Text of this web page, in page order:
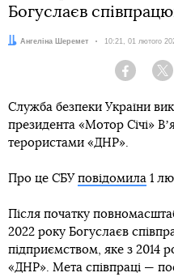
Богуслаєв
Автор:
Ангеліна Шеремет Дата:
10:21, 01 лютого
Facebook
Служба безпеки України
президента «Мотор Січі»
терористами «ДНР».
Про це СБУ повідомила 1
Після початку
2022 року Богуслаєв
підприємством, яке з 2014
«ДНР». Мета співпраці —